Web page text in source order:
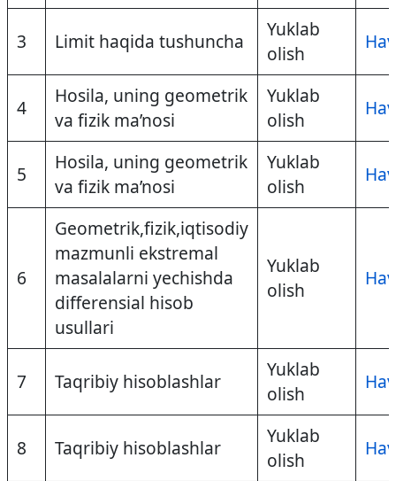
3 Limit haqida tushuncha
Yuklab
olish
4
Hosila, uning geometrik
va fizik ma’nosi
Yuklab
olish
5
Hosila, uning geometrik
va fizik ma’nosi
Yuklab
olish
6
Geometrik,fizik,iqtisodiy
mazmunli ekstremal
masalalarni yechishda
differensial hisob
usullari
Yuklab
olish
7 Taqribiy hisoblashlar
Yuklab
olish
8 Taqribiy hisoblashlar
Yuklab
olish